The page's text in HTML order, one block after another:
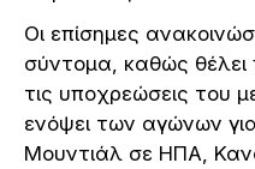
Οι επίσημες
σύντομα, καθώς
τις υποχρεώσεις του
ενόψει των αγώνων
Μουντιάλ σε ΗΠΑ,